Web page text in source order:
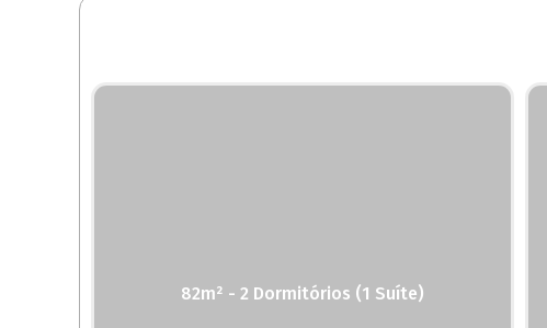
82m² - 2 Dormitórios (1 Suíte)